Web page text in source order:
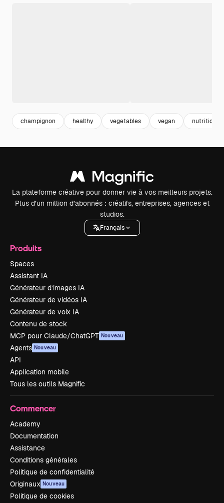
champignon healthy vegetables vegan nutrition
La plateforme créative pour donner vie à vos meilleurs projets.
Plus d’un million d’abonnés : créatifs, entreprises, agences et
studios.
Français
Produits
Spaces
Assistant IA
Générateur d’images IA
Générateur de vidéos IA
Générateur de voix IA
Contenu de stock
MCP pour Claude/ChatGPT Nouveau
Agents Nouveau
API
Application mobile
Tous les outils Magnific
Commencer
Academy
Documentation
Assistance
Conditions générales
Politique de confidentialité
Originaux Nouveau
Politique de cookies